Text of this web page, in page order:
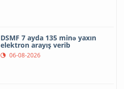
DSMF 7 ayda 135 minə yaxın
elektron arayış verib
06-08-2026